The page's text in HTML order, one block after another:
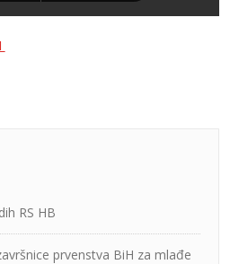
RS HB
prvenstva BiH za mlađe